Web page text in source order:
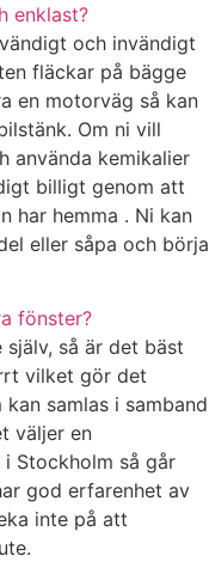
enklast?
och invändigt
fläckar på bägge
en motorväg så kan
Om ni vill
använda kemikalier
billigt genom att
har hemma . Ni kan
eller såpa och börja
fönster?
så är det bäst
vilket gör det
samlas i samband
väljer en
Stockholm så går
god erfarenhet av
inte på att